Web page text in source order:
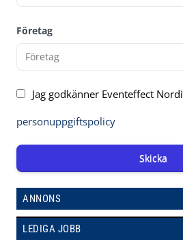
Företag
Jag godkänner Eventeffect
personuppgiftspolicy
Skicka
ANNONS
LEDIGA JOBB